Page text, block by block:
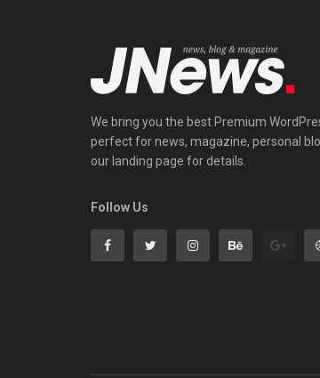
We bring you the best Premium
perfect for news, magazine, personal
our landing page for details.
Follow Us